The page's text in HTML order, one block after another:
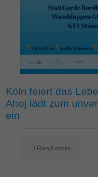
Köln feiert das
Ahoj lädt zum
ein
Read more